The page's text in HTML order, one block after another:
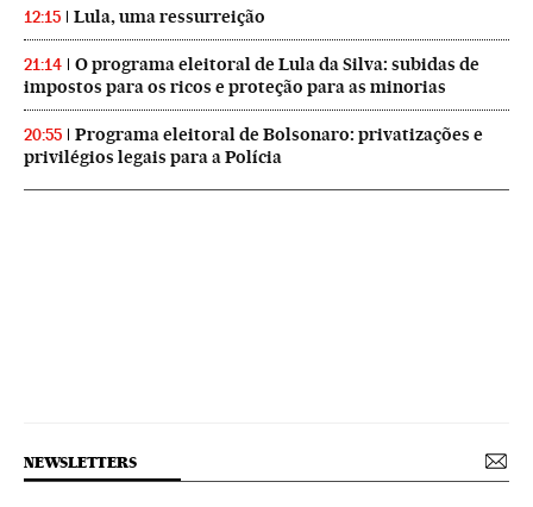
12:15 Lula, uma ressurreição
21:14
O programa eleitoral de Lula da Silva: subidas de
impostos para os ricos e proteção para as minorias
20:55
Programa eleitoral de Bolsonaro: privatizações e
privilégios legais para a Polícia
NEWSLETTERS